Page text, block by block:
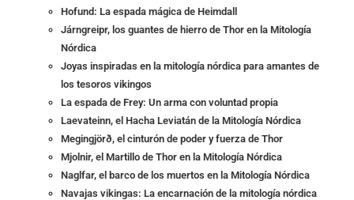
Hofund: La espada mágica de Heimdall
Járngreipr, los guantes de hierro de Thor en la Mitología
Nórdica
Joyas inspiradas en la mitología nórdica para amantes de
los tesoros vikingos
La espada de Frey: Un arma con voluntad propia
Laevateinn, el Hacha Leviatán de la Mitología Nórdica
Megingjörð, el cinturón de poder y fuerza de Thor
Mjolnir, el Martillo de Thor en la Mitología Nórdica
Naglfar, el barco de los muertos en la Mitología Nórdica
Navajas vikingas: La encarnación de la mitología nórdica